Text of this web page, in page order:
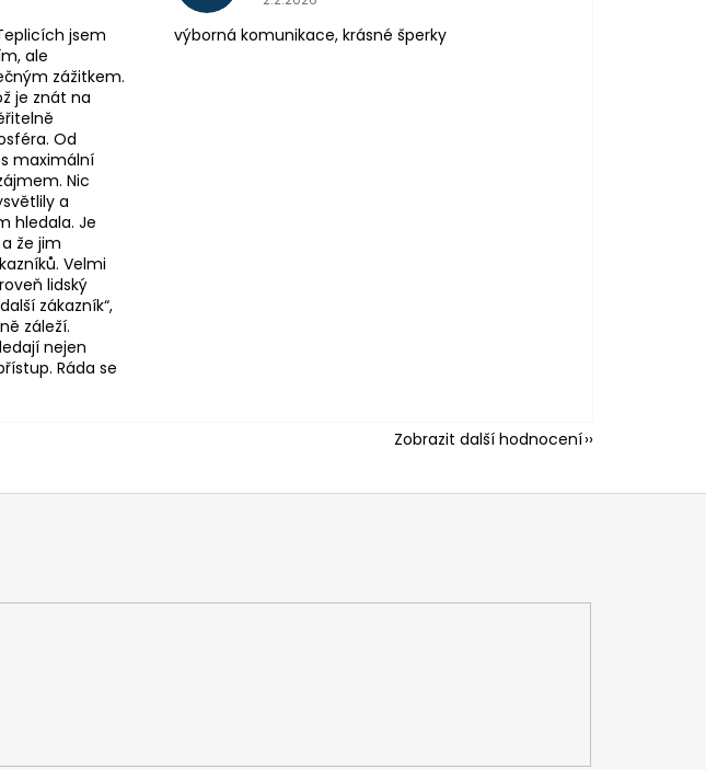
jsem
ale
zážitkem.
je znát na
Od
maximální
Nic
a
hledala. Je
že jim
Velmi
lidský
zákazník“,
záleží.
nejen
Ráda se
výborná komunikace, krásné šperky
Zobrazit další hodnocení